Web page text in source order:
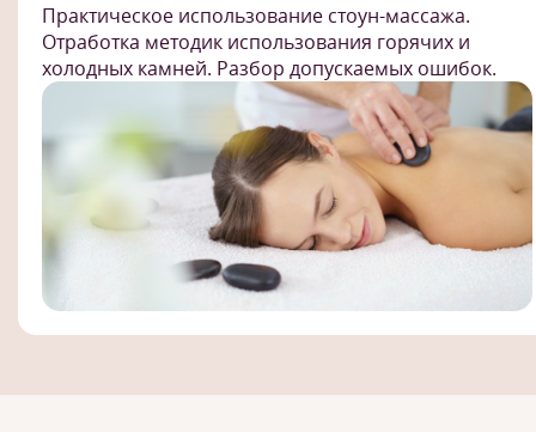
Практическое использование стоун-массажа.
Отработка методик использования горячих и
холодных камней. Разбор допускаемых ошибок.